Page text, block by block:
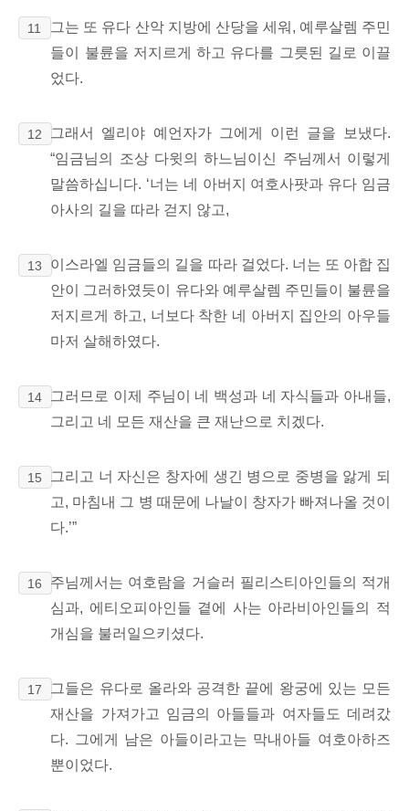
11
그는 또 유다 산악 지방에 산당을 세워, 예루살렘 주민
들이 불륜을 저지르게 하고 유다를 그릇된 길로 이끌
었다.
12 그래서 엘리야 예언자가그에게 이런 글을 보냈다.
“임금님의 조상 다윗의 하느님이신 주님께서 이렇게
말씀하십니다. ‘너는 네 아버지 여호사팟과 유다 임금
아사의 길을 따라 걷지 않고,
13
이스라엘 임금들의 길을 따라 걸었다. 너는 또 아합 집
안이 그러하였듯이 유다와 예루살렘 주민들이 불륜을
저지르게 하고, 너보다 착한 네 아버지 집안의 아우들
마저 살해하였다.
14
그러므로 이제 주님이 네 백성과 네 자식들과 아내들,
그리고 네 모든 재산을 큰 재난으로 치겠다.
15
그리고 너 자신은 창자에 생긴 병으로 중병을 앓게 되
고, 마침내 그 병 때문에 나날이 창자가 빠져나올 것이
다.’”
16
주님께서는 여호람을 거슬러 필리스티아인들의 적개
심과, 에티오피아인들 곁에 사는 아라비아인들의 적
개심을 불러일으키셨다.
17
그들은 유다로 올라와 공격한 끝에 왕궁에 있는 모든
재산을 가져가고 임금의 아들들과 여자들도 데려갔
다. 그에게 남은 아들이라고는 막내아들 여호아하즈
뿐이었다.